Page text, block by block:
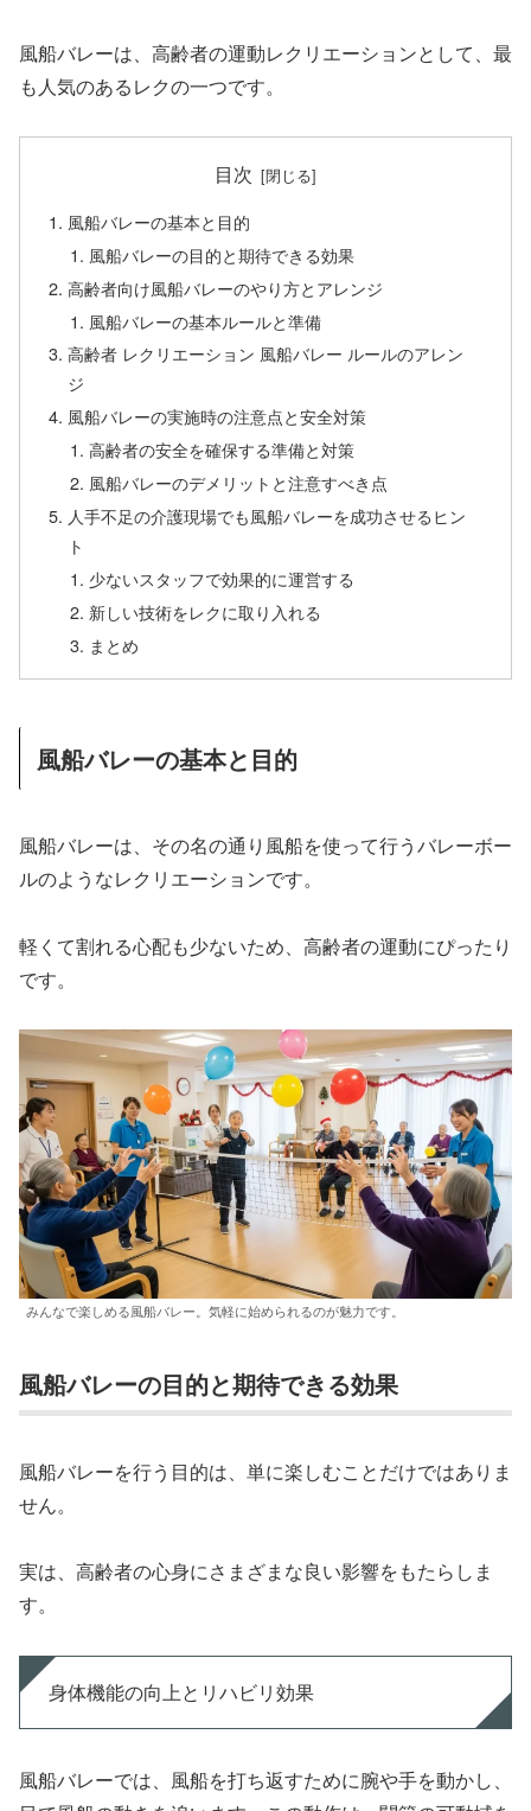
風船バレーは、高齢者の運動レクリエーションとして、最
も人気のあるレクの一つです。
目次
風船バレーの基本と目的
風船バレーの目的と期待できる効果
高齢者向け風船バレーのやり方とアレンジ
風船バレーの基本ルールと準備
高齢者 レクリエーション 風船バレー ルールのアレン
ジ
風船バレーの実施時の注意点と安全対策
高齢者の安全を確保する準備と対策
風船バレーのデメリットと注意すべき点
人手不足の介護現場でも風船バレーを成功させるヒン
ト
少ないスタッフで効果的に運営する
新しい技術をレクに取り入れる
まとめ
風船バレーの基本と目的
風船バレーは、その名の通り風船を使って行うバレーボー
ルのようなレクリエーションです。
軽くて割れる心配も少ないため、高齢者の運動にぴったり
です。
みんなで楽しめる風船バレー。気軽に始められるのが魅力です。
風船バレーの目的と期待できる効果
風船バレーを行う目的は、単に楽しむことだけではありま
せん。
実は、高齢者の心身にさまざまな良い影響をもたらしま
す。
身体機能の向上とリハビリ効果
風船バレーでは、風船を打ち返すために腕や手を動かし、